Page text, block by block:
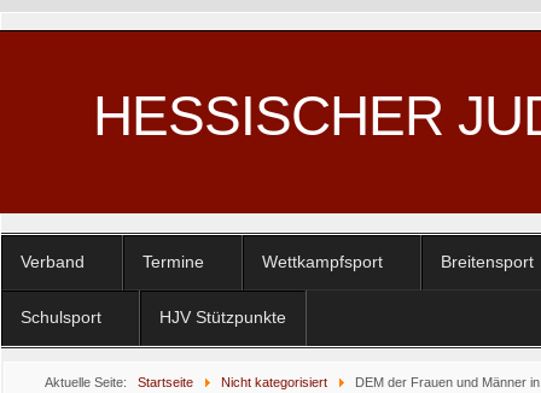
HESSISCHER
Verband Termine Wettkampfsport Breitensport
Schulsport HJV Stützpunkte
Aktuelle Seite: Startseite Nicht kategorisiert DEM der Frauen und Männer